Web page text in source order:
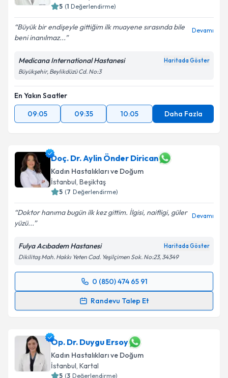
5 (1 Değerlendirme)
Büyük bir endişeyle gittiğim ilk muayene sırasında bile
beni inanılmaz...
Devamı
Medicana International Hastanesi Haritada Göster
Büyükşehir, Beylikdüzü Cd. No:3
En Yakın Saatler
09:05
09:35 10:05 Daha Fazla
Doç. Dr. Aylin Önder Dirican
Kadın Hastalıkları ve Doğum
İstanbul, Beşiktaş
5 (7 Değerlendirme)
Doktor hanıma bugün ilk kez gittim. İlgisi, naifligi, güler
yüzü...
Devamı
Fulya Acıbadem Hastanesi Haritada Göster
Dikilitaş Mah. Hakkı Yeten Cad. Yeşilçimen Sok. No:23, 34349
0 (850) 474 65 91
Randevu Talep Et
Randevu Takvimi Talebi
için bir takvim hazırlandığında e-posta ile
bilgilendireceğiz.
E-posta Adresiniz
Op. Dr. Duygu Ersoy
Kadın Hastalıkları ve Doğum
İstanbul, Kartal
5 (3 Değerlendirme)